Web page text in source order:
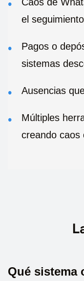
el
Pagos o
sistemas
Ausencias
Múltiples
creando caos
Qué sistema